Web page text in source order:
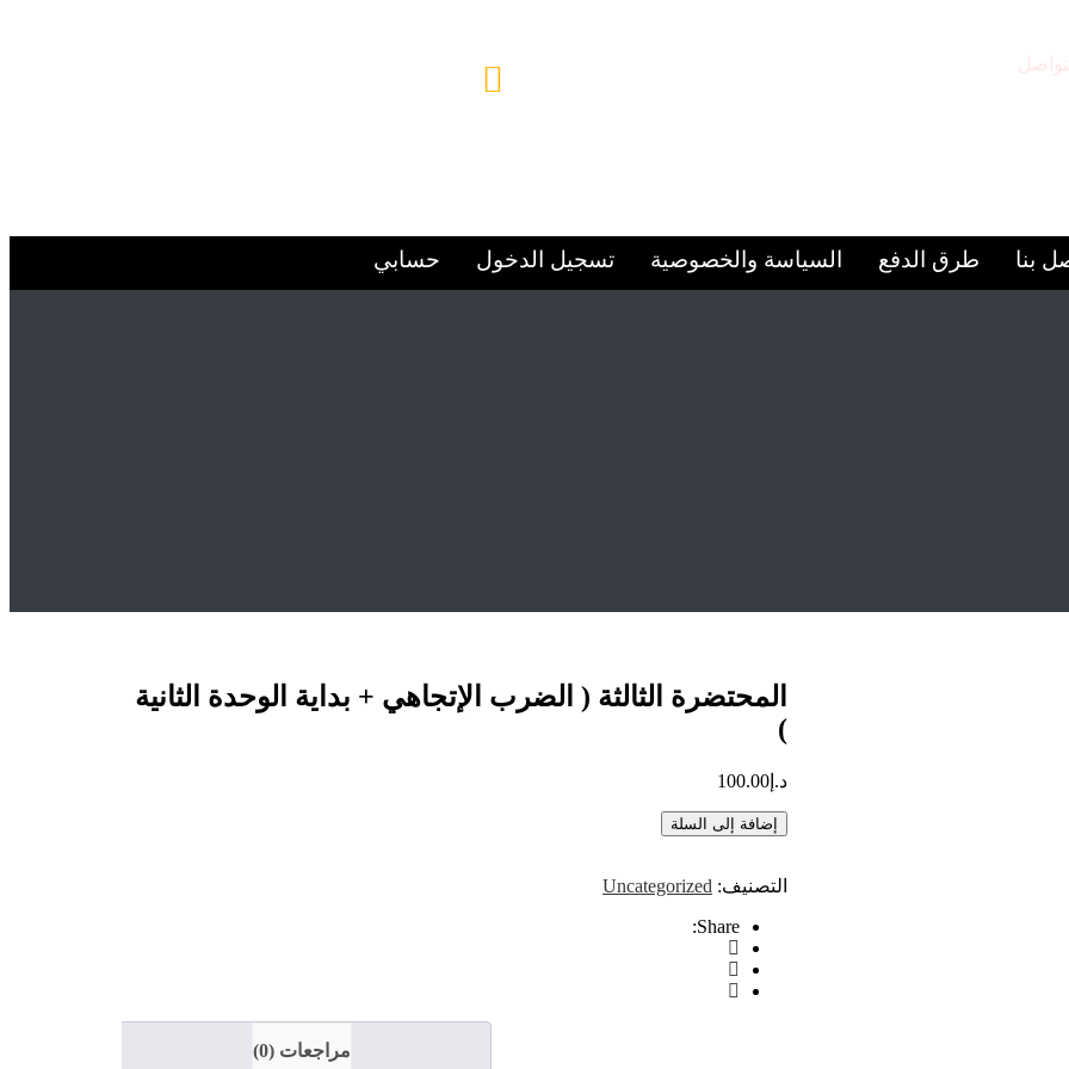
بنا طرق الدفع السياسة والخصوصية تسجيل الدخول حسابي
المحتضرة الثالثة ( الضرب الإتجاهي + بداية الوحدة الثانية
)
د.إ 100.00
إضافة إلى السلة
التصنيف: Uncategorized
Share:
مراجعات (0)